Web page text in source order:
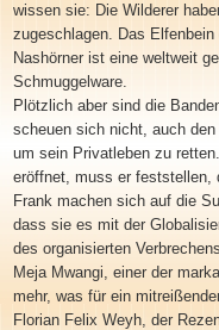
wissen sie: Die Wilderer
zugeschlagen. Das Elfenbein
Nashörner ist eine weltweit
Schmuggelware.
Plötzlich aber sind die
scheuen sich nicht, auch
um sein Privatleben zu
eröffnet, muss er feststellen,
Frank machen sich auf die
dass sie es mit der
des organisierten
Meja Mwangi, einer der
mehr, was für ein
Florian Felix Weyh, der